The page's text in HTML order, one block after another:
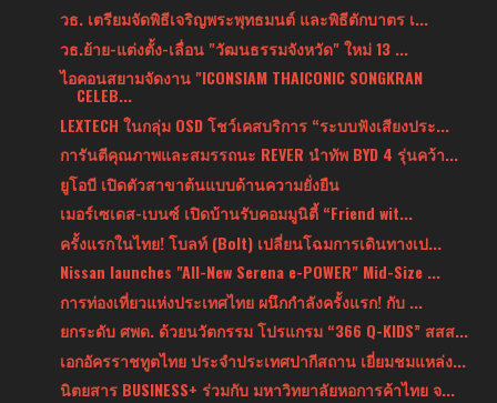
วธ. เตรียมจัดพิธีเจริญพระพุทธมนต์ และพิธีตักบาตร เ...
วธ.ย้าย-แต่งตั้ง-เลื่อน "วัฒนธรรมจังหวัด" ใหม่ 13 ...
ไอคอนสยามจัดงาน "ICONSIAM THAICONIC SONGKRAN
CELEB...
LEXTECH ในกลุ่ม OSD โชว์เคสบริการ “ระบบฟังเสียงประ...
การันตีคุณภาพและสมรรถนะ REVER นำทัพ BYD 4 รุ่นคว้า...
ยูโอบี เปิดตัวสาขาต้นแบบด้านความยั่งยืน
เมอร์เซเดส-เบนซ์ เปิดบ้านรับคอมมูนิตี้ “Friend wit...
ครั้งแรกในไทย! โบลท์ (Bolt) เปลี่ยนโฉมการเดินทางเป...
Nissan launches "All-New Serena e-POWER" Mid-Size ...
การท่องเที่ยวแห่งประเทศไทย ผนึกกำลังครั้งแรก! กับ ...
ยกระดับ ศพด. ด้วยนวัตกรรม โปรแกรม “366 Q-KIDS” สสส...
เอกอัครราชทูตไทย ประจำประเทศปากีสถาน เยี่ยมชมแหล่ง...
นิตยสาร BUSINESS+ ร่วมกับ มหาวิทยาลัยหอการค้าไทย จ...